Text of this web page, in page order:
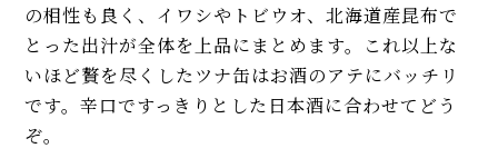
の相性も良く、イワシやトビウオ、北海道産昆布で
とった出汁が全体を上品にまとめます。これ以上な
いほど贅を尽くしたツナ缶はお酒のアテにバッチリ
です。辛口ですっきりとした日本酒に合わせてどう
ぞ。